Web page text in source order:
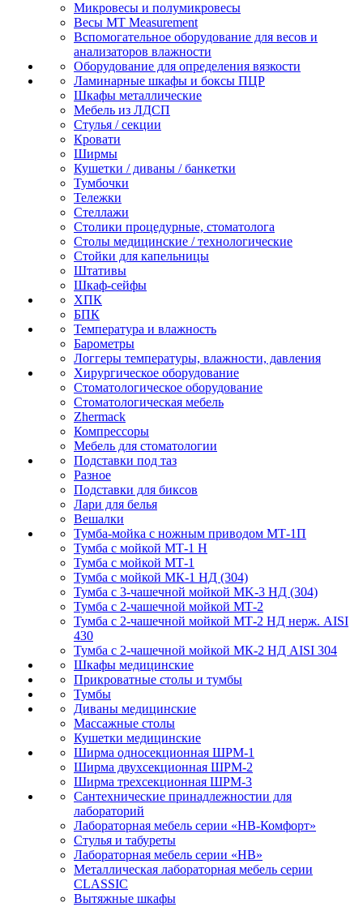
Микровесы и полумикровесы
Весы MT Measurement
Вспомогательное оборудование для весов и
анализаторов влажности
Оборудование для определения вязкости
Ламинарные шкафы и боксы ПЦР
Шкафы металлические
Мебель из ЛДСП
Стулья / секции
Кровати
Ширмы
Кушетки / диваны / банкетки
Тумбочки
Тележки
Стеллажи
Столики процедурные, стоматолога
Столы медицинские / технологические
Стойки для капельницы
Штативы
Шкаф-сейфы
ХПК
БПК
Температура и влажность
Барометры
Логгеры температуры, влажности, давления
Хирургическое оборудование
Стоматологическое оборудование
Стоматологическая мебель
Zhermack
Компрессоры
Мебель для стоматологии
Подставки под таз
Разное
Подставки для биксов
Лари для белья
Вешалки
Тумба-мойка с ножным приводом МТ-1П
Тумба с мойкой МТ-1 Н
Тумба с мойкой МТ-1
Тумба с мойкой МК-1 НД (304)
Тумба с 3-чашечной мойкой МK-3 НД (304)
Тумба с 2-чашечной мойкой МТ-2
Тумба с 2-чашечной мойкой МТ-2 НД нерж. AISI
430
Тумба с 2-чашечной мойкой МК-2 НД AISI 304
Шкафы медицинские
Прикроватные столы и тумбы
Тумбы
Диваны медицинские
Массажные столы
Кушетки медицинские
Ширма односекционная ШРМ-1
Ширма двухсекционная ШРМ-2
Ширма трехсекционная ШРМ-3
Сантехнические принадлежностии для
лабораторий
Лабораторная мебель серии «НВ-Комфорт»
Стулья и табуреты
Лабораторная мебель серии «НВ»
Металлическая лабораторная мебель серии
CLASSIC
Вытяжные шкафы